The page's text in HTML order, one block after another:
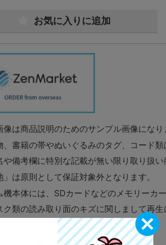
お気に入りに追加
像は商品説明のためのサンプル画像になり
、書籍の帯やぬいぐるみのタグ、コード
や備考欄に特別な記載が無い限り取り扱い
」は原則として保証対象外となります。
機本体には、SDカードなどのメモリーカ
ク類の読み取り面のキズに関しまして再
きましてはコチラ